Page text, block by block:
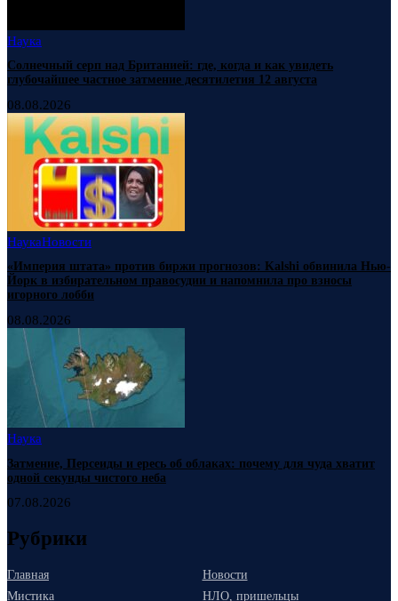
Наука
Солнечный серп над Британией: где, когда и как увидеть
глубочайшее частное затмение десятилетия 12 августа
08.08.2026
НаукаНовости
«Империя штата» против биржи прогнозов: Kalshi обвинила Нью-
Йорк в избирательном правосудии и напомнила про взносы
игорного лобби
08.08.2026
Наука
Затмение, Персеиды и ересь об облаках: почему для чуда хватит
одной секунды чистого неба
07.08.2026
Рубрики
Главная
Новости
Мистика
НЛО, пришельцы